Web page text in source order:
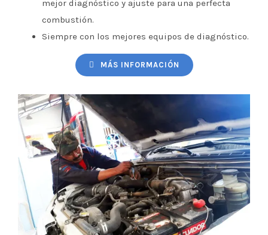
mejor diagnóstico y ajuste para una perfecta
combustión.
Siempre con los mejores equipos de diagnóstico.
MÁS INFORMACIÓN